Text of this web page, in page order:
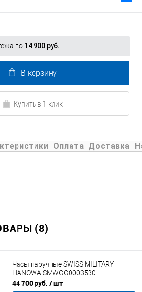
по 14 900 руб.
В корзину
Купить в 1 клик
Оплата Доставка
(8)
Часы наручные SWISS MILITARY
HANOWA SMWGG0003530
44 700 руб. / шт